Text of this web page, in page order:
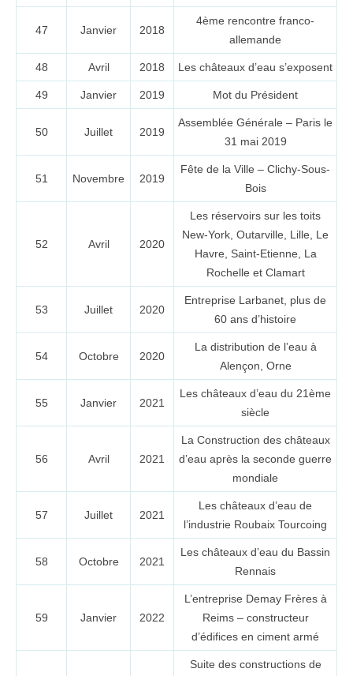
47 Janvier 2018
4ème rencontre franco-
allemande
48 Avril 2018 Les châteaux d’eau s’exposent
49 Janvier 2019 Mot du Président
50 Juillet 2019
Assemblée Générale – Paris le
31 mai 2019
51 Novembre 2019
Fête de la Ville – Clichy-Sous-
Bois
52 Avril 2020
Les réservoirs sur les toits
New-York, Outarville, Lille, Le
Havre, Saint-Etienne, La
Rochelle et Clamart
53 Juillet 2020
Entreprise Larbanet, plus de
60 ans d’histoire
54 Octobre 2020
La distribution de l’eau à
Alençon, Orne
55 Janvier 2021
Les châteaux d’eau du 21ème
siècle
56 Avril 2021
La Construction des châteaux
d’eau après la seconde guerre
mondiale
57 Juillet 2021
Les châteaux d’eau de
l’industrie Roubaix Tourcoing
58 Octobre 2021
Les châteaux d’eau du Bassin
Rennais
59 Janvier 2022
L’entreprise Demay Frères à
Reims – constructeur
d’édifices en ciment armé
Suite des constructions de